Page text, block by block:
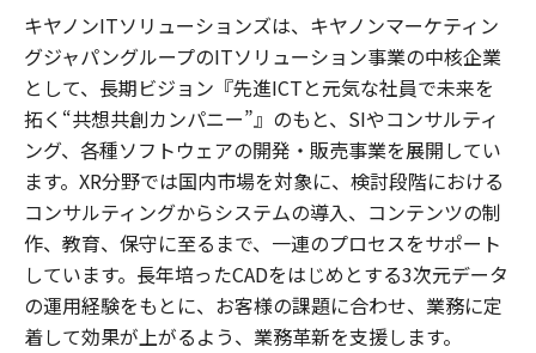
キヤノンITソリューションズは、キヤノンマーケティン
グジャパングループのITソリューション事業の中核企業
として、長期ビジョン『先進ICTと元気な社員で未来を
拓く“共想共創カンパニー”』のもと、SIやコンサルティ
ング、各種ソフトウェアの開発・販売事業を展開してい
ます。XR分野では国内市場を対象に、検討段階における
コンサルティングからシステムの導入、コンテンツの制
作、教育、保守に至るまで、一連のプロセスをサポート
しています。長年培ったCADをはじめとする3次元データ
の運用経験をもとに、お客様の課題に合わせ、業務に定
着して効果が上がるよう、業務革新を支援します。